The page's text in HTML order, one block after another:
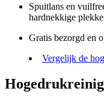
Spuitlans en
hardnekkige
Gratis bezorgd en
Vergelijk de